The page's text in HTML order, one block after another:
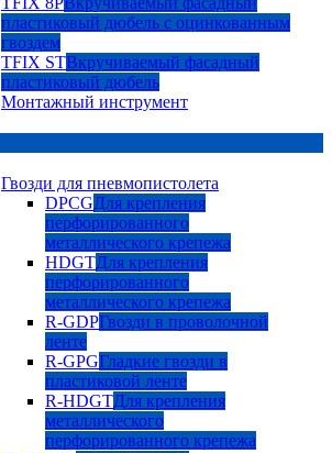
пластиковый дюбель с оцинкованным
гвоздем
TFIX STВкручиваемый фасадный
пластиковый дюбель
Монтажный инструмент
Гвозди для пневмопистолета
DPCGДля крепления
перфорированного
металлического крепежа
HDGTДля крепления
перфорированного
металлического крепежа
R-GDPГвозди в проволочной
ленте
R-GPGГладкие гвозди в
пластиковой ленте
R-HDGTДля крепления
металлического
перфорированного крепежа